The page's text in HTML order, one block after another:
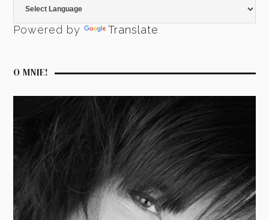
Powered by Translate
O MNIE!